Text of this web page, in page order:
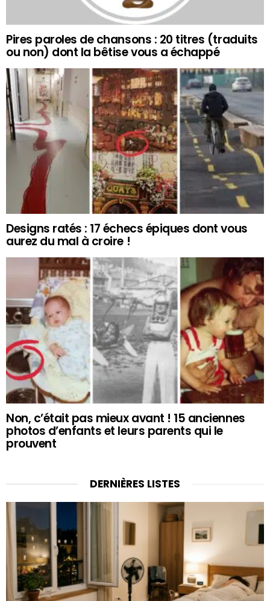
Pires paroles de chansons : 20 titres (traduits
ou non) dont la bêtise vous a échappé
Designs ratés : 17 échecs épiques dont vous
aurez du mal à croire !
Non, c’était pas mieux avant ! 15 anciennes
photos d’enfants et leurs parents qui le
prouvent
DERNIÈRES LISTES